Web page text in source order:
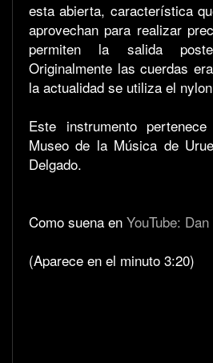
esta abierta, característica
aprovechan para realizar
permiten la salida
Originalmente las cuerdas
la actualidad se utiliza el
Este instrumento
Museo de la Música de
Delgado.
Como suena en YouTube: Dan
(Aparece en el minuto 3:20)